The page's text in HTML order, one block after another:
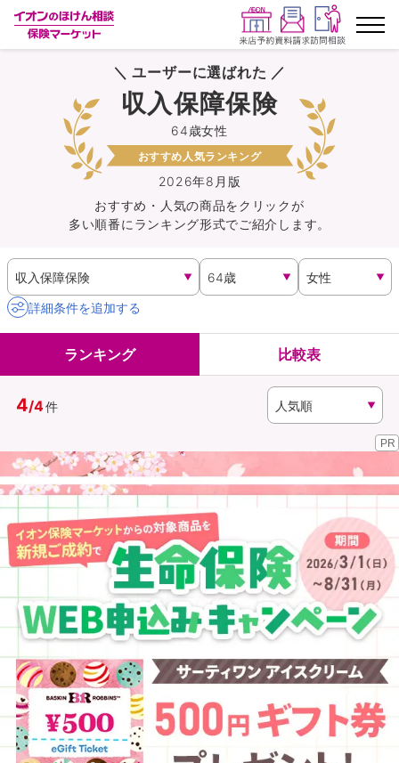
ランキングから探す
保険を比較する
保険会社から探す
イオンカード会員さま専用保険
キャンペーン一覧
イオングループ従業員さま向け
資料請求
（無料）
訪問相談
イオンカード会員さま専用保険
＼ ユーザーに選ばれた ／
2026年8月版
64歳女性
収入保障保険
おすすめ人気ランキング
おすすめ・人気の商品をクリックが
多い順番にランキング形式でご紹介します。
詳細条件を追加する
ランキング 比較表
4/4件
PR